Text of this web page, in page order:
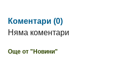
Коментари (0)
Няма коментари
Още от "Новини"